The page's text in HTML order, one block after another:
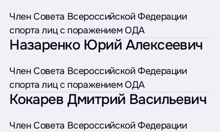
Член Совета Всероссийской Федерации
спорта лиц с поражением ОДА
Назаренко Юрий Алексеевич
Член Совета Всероссийской Федерации
спорта лиц с поражением ОДА
Кокарев Дмитрий Васильевич
Член Совета Всероссийской Федерации